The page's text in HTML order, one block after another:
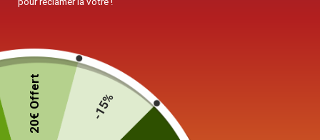
Théière Chinoise Ronde en Cuivre
Fleurs et Papillons 1.5L
199,90 €
20€ Offert -15%